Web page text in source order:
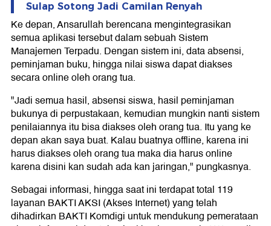
Sulap Sotong Jadi Camilan Renyah
Ke depan, Ansarullah berencana mengintegrasikan
semua aplikasi tersebut dalam sebuah Sistem
Manajemen Terpadu. Dengan sistem ini, data absensi,
peminjaman buku, hingga nilai siswa dapat diakses
secara online oleh orang tua.
"Jadi semua hasil, absensi siswa, hasil peminjaman
bukunya di perpustakaan, kemudian mungkin nanti sistem
penilaiannya itu bisa diakses oleh orang tua. Itu yang ke
depan akan saya buat. Kalau buatnya offline, karena ini
harus diakses oleh orang tua maka dia harus online
karena disini kan sudah ada kan jaringan," pungkasnya.
Sebagai informasi, hingga saat ini terdapat total 119
layanan BAKTI AKSI (Akses Internet) yang telah
dihadirkan BAKTI Komdigi untuk mendukung pemerataan